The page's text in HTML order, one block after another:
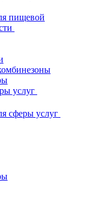
пищевой
услуг
сферы услуг